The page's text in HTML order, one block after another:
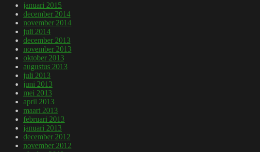
januari 2015
december 2014
november 2014
juli 2014
december 2013
november 2013
oktober 2013
augustus 2013
juli 2013
juni 2013
mei 2013
april 2013
maart 2013
februari 2013
januari 2013
december 2012
november 2012